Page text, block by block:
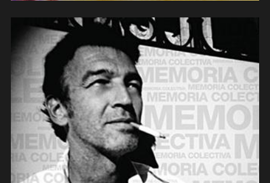
Lalo Zanelli & Ombu – Memoria
colectiva (2012)
(contrebasse)